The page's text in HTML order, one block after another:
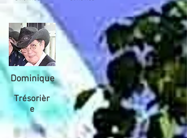
Dominique
Trésorièr
e